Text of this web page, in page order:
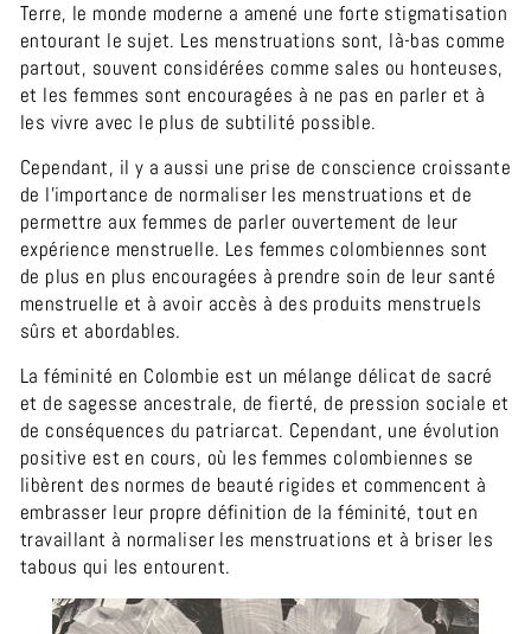
Terre, le monde moderne a amené une forte stigmatisation
entourant le sujet. Les menstruations sont, là-bas comme
partout, souvent considérées comme sales ou honteuses,
et les femmes sont encouragées à ne pas en parler et à
les vivre avec le plus de subtilité possible.
Cependant, il y a aussi une prise de conscience croissante
de l'importance de normaliser les menstruations et de
permettre aux femmes de parler ouvertement de leur
expérience menstruelle. Les femmes colombiennes sont
de plus en plus encouragées à prendre soin de leur santé
menstruelle et à avoir accès à des produits menstruels
sûrs et abordables.
La féminité en Colombie est un mélange délicat de sacré
et de sagesse ancestrale, de fierté, de pression sociale et
de conséquences du patriarcat. Cependant, une évolution
positive est en cours, où les femmes colombiennes se
libèrent des normes de beauté rigides et commencent à
embrasser leur propre définition de la féminité, tout en
travaillant à normaliser les menstruations et à briser les
tabous qui les entourent.